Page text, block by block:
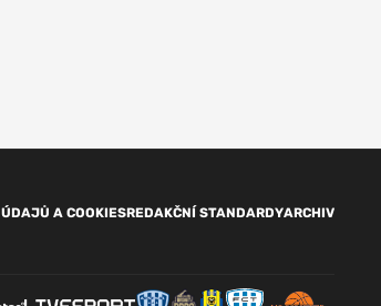
A COOKIESREDAKČNÍ STANDARDYARCHIV